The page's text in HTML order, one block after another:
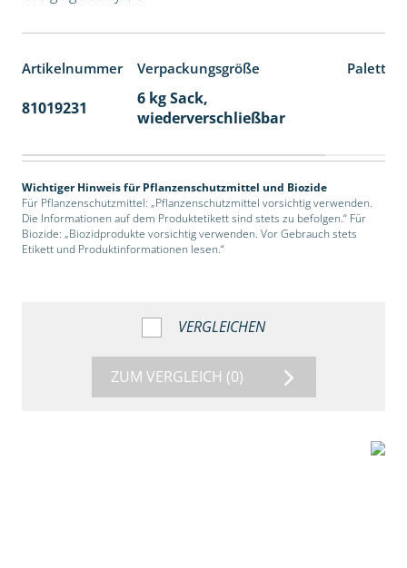
Artikelnummer Verpackungsgröße
81019231
6 kg Sack,
wiederverschließbar
Wichtiger Hinweis für Pflanzenschutzmittel und Biozide
Für Pflanzenschutzmittel: „Pflanzenschutzmittel vorsichtig verwenden.
Die Informationen auf dem Produktetikett sind stets zu befolgen.“ Für
Biozide: „Biozidprodukte vorsichtig verwenden. Vor Gebrauch stets
Etikett und Produktinformationen lesen.“
VERGLEICHEN
ZUM VERGLEICH (0)